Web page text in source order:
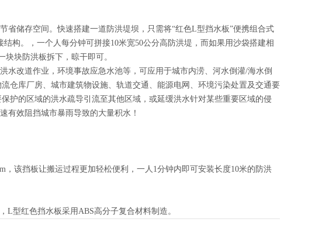
省储存空间。快速搭建一道防洪堤坝，只需将“红色L型挡水板”便携组合式
构。，一个人每分钟可拼接10米宽50公分高防洪堤，而如果用沙袋搭建相
块防洪板拆下，晾干即可。
水改道作业，环境事故应急水池等，可应用于城市内涝、河水倒灌/海水倒
仓库厂房、城市建筑物设施、轨道交通、能源电网、环境污染处置及交通要
护的区域的洪水疏导引流至其他区域，或延缓洪水针对某些重要区域的侵
有效阻挡城市暴雨导致的大量积水！
，该挡板让搬运过程更加轻松便利，一人1分钟内即可安装长度10米的防洪
L型红色挡水板采用ABS高分子复合材料制造。